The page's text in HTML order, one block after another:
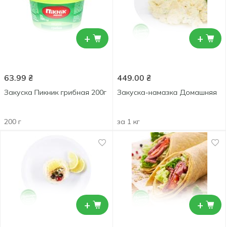
+
63.99 ₴
Закуска Пикник грибная 200г
200 г
+
449.00 ₴
Закуска-намазка Домашняя
за 1 кг
+ +